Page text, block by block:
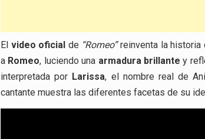
El video oficial de “Romeo”reinventa la historia
a Romeo, luciendo una armadura brillante y
interpretada por Larissa, el nombre real de
cantante muestra las diferentes facetas de su